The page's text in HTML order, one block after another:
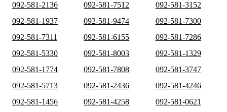
092-581-2136
092-581-7512
092-581-3152
092-581-1937
092-581-9474
092-581-7300
092-581-7311
092-581-6155
092-581-7286
092-581-5330
092-581-8003
092-581-1329
092-581-1774
092-581-7808
092-581-3747
092-581-5713
092-581-2436
092-581-4246
092-581-1456
092-581-4258
092-581-0621